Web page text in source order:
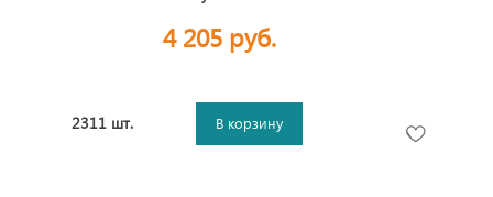
4 205 руб.
2311 шт. В корзину